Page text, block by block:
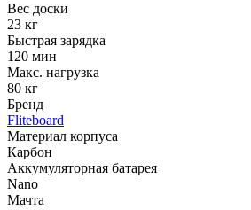
Вес доски
23 кг
Быстрая зарядка
120 мин
Макс. нагрузка
80 кг
Бренд
Fliteboard
Материал корпуса
Карбон
Аккумуляторная батарея
Nano
Мачта